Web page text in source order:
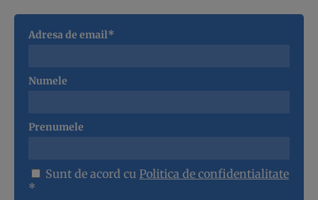
Adresa de email*
Numele
Prenumele
Sunt de acord cu Politica de confidentialitate
*